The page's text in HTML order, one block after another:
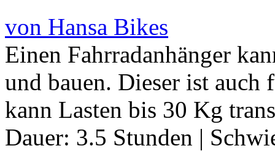
von Hansa Bikes
Einen Fahrradanhänger
und bauen. Dieser ist auch
kann Lasten bis 30 Kg
Dauer: 3.5 Stunden |